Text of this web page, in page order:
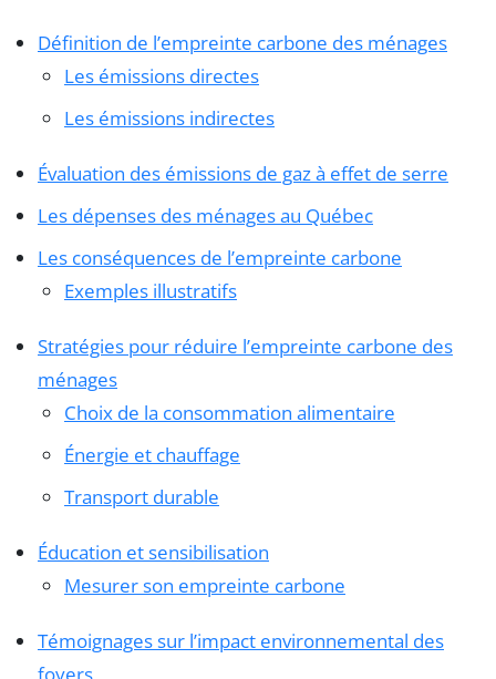
Définition de l’empreinte carbone des ménages
Les émissions directes
Les émissions indirectes
Évaluation des émissions de gaz à effet de serre
Les dépenses des ménages au Québec
Les conséquences de l’empreinte carbone
Exemples illustratifs
Stratégies pour réduire l’empreinte carbone des
ménages
Choix de la consommation alimentaire
Énergie et chauffage
Transport durable
Éducation et sensibilisation
Mesurer son empreinte carbone
Témoignages sur l’impact environnemental des